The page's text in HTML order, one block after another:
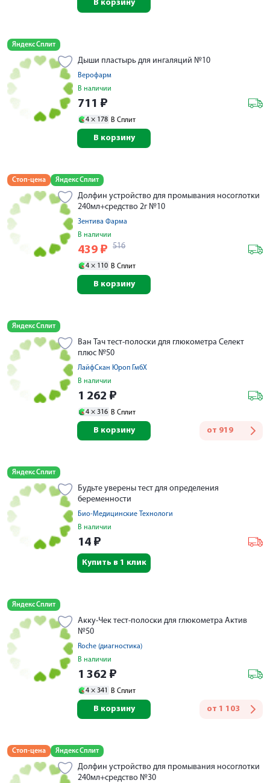
В корзину
Яндекс Сплит
Дыши пластырь для ингаляций №10
Верофарм
В наличии
711 ₽
4 × 178 В Сплит
В корзину
Стоп-цена Яндекс Сплит
Долфин устройство для промывания носоглотки
240мл+средство 2г №10
Зентива Фарма
В наличии
439 ₽ 516
4 × 110 В Сплит
В корзину
Яндекс Сплит
Ван Тач тест-полоски для глюкометра Селект
плюс №50
ЛайфСкан Юроп ГмбХ
В наличии
1 262 ₽
4 × 316 В Сплит
от 919
В корзину
Яндекс Сплит
Будьте уверены тест для определения
беременности
Био-Медицинские Технологи
В наличии
14 ₽
Купить в 1 клик
Яндекс Сплит
Акку-Чек тест-полоски для глюкометра Актив
№50
Roche (диагностика)
В наличии
1 362 ₽
4 × 341 В Сплит
от 1 103
В корзину
Стоп-цена Яндекс Сплит
Долфин устройство для промывания носоглотки
240мл+средство №30